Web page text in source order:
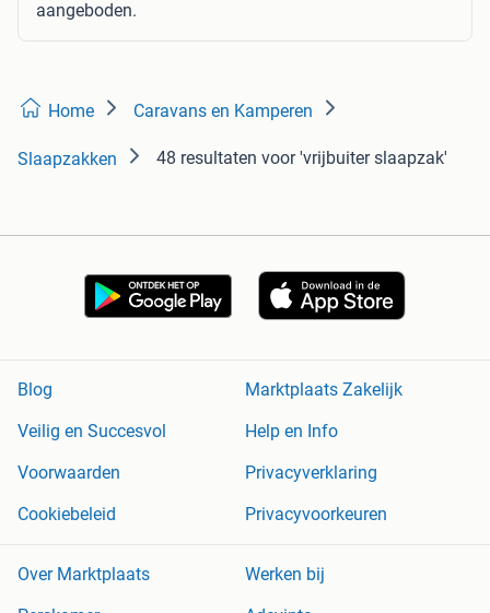
aangeboden.
Home Caravans en Kamperen
Slaapzakken 48 resultaten voor 'vrijbuiter slaapzak'
Blog
Marktplaats Zakelijk
Veilig en Succesvol
Help en Info
Voorwaarden
Privacyverklaring
Cookiebeleid
Privacyvoorkeuren
Over Marktplaats
Werken bij